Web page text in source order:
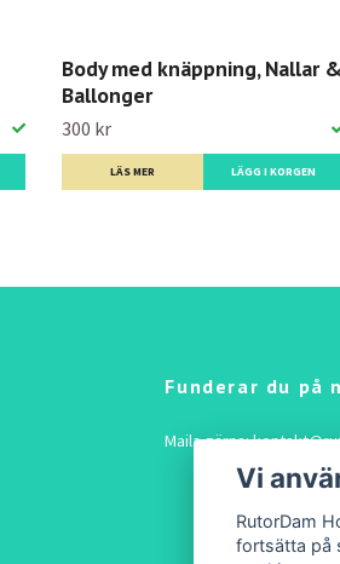
Body med knäppning, Nallar &
Ballonger
300 kr
LÄS MER LÄGG I KORGEN
Funderar du på
Maila gärna:
Vi
RutorDam
fortsätta på